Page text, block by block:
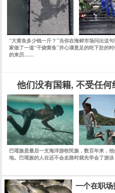
“大黄鱼多少钱一斤？”当你在海鲜市场问出这
家做了一道“干烧黄鱼”并心满意足的吃下肚的
的来历……
他们没有国籍, 不受任
巴瑶族是最后一支海洋游牧民族，数百年来，
地。巴瑶族的人在还不会走路时就先学会了游
一个在职